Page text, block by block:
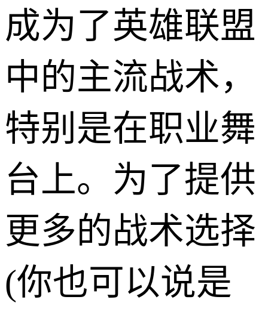
成为了英雄联盟
中的主流战术，
特别是在职业舞
台上。为了提供
更多的战术选择
(你也可以说是